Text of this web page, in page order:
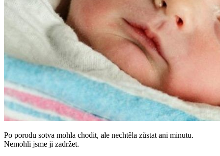
Po porodu sotva mohla chodit, ale nechtěla zůstat ani minutu.
Nemohli jsme ji zadržet.